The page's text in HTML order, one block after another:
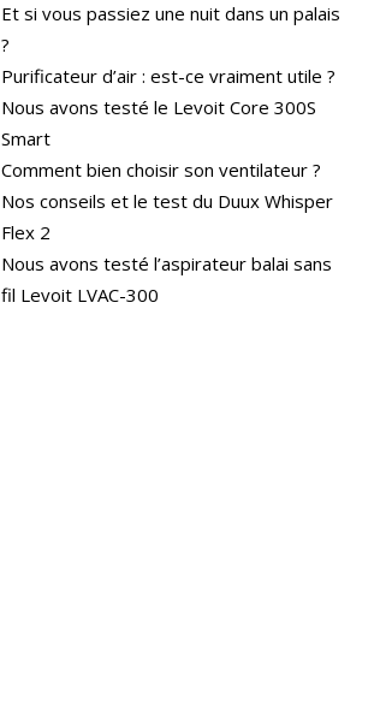
Et si vous passiez une nuit dans un palais
?
Purificateur d’air : est-ce vraiment utile ?
Nous avons testé le Levoit Core 300S
Smart
Comment bien choisir son ventilateur ?
Nos conseils et le test du Duux Whisper
Flex 2
Nous avons testé l’aspirateur balai sans
fil Levoit LVAC-300